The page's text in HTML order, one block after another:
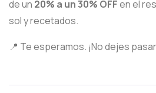
de un 20% a un 30% OFFen el
sol y recetados.
📍 Te esperamos. ¡No dejes